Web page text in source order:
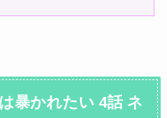
暴かれたい 4話 ネ